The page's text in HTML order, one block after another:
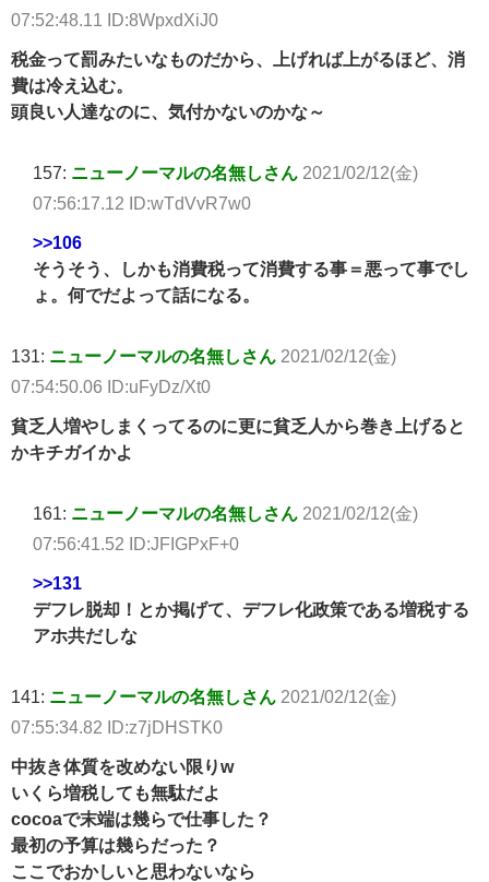
07:52:48.11 ID:8WpxdXiJ0
税金って罰みたいなものだから、上げれば上がるほど、消
費は冷え込む。
頭良い人達なのに、気付かないのかな～
157: ニューノーマルの名無しさん 2021/02/12(金)
07:56:17.12 ID:wTdVvR7w0
>>106
そうそう、しかも消費税って消費する事＝悪って事でし
ょ。何でだよって話になる。
131: ニューノーマルの名無しさん 2021/02/12(金)
07:54:50.06 ID:uFyDz/Xt0
貧乏人増やしまくってるのに更に貧乏人から巻き上げると
かキチガイかよ
161: ニューノーマルの名無しさん 2021/02/12(金)
07:56:41.52 ID:JFIGPxF+0
>>131
デフレ脱却！とか掲げて、デフレ化政策である増税する
アホ共だしな
141: ニューノーマルの名無しさん 2021/02/12(金)
07:55:34.82 ID:z7jDHSTK0
中抜き体質を改めない限りw
いくら増税しても無駄だよ
cocoaで末端は幾らで仕事した？
最初の予算は幾らだった？
ここでおかしいと思わないなら